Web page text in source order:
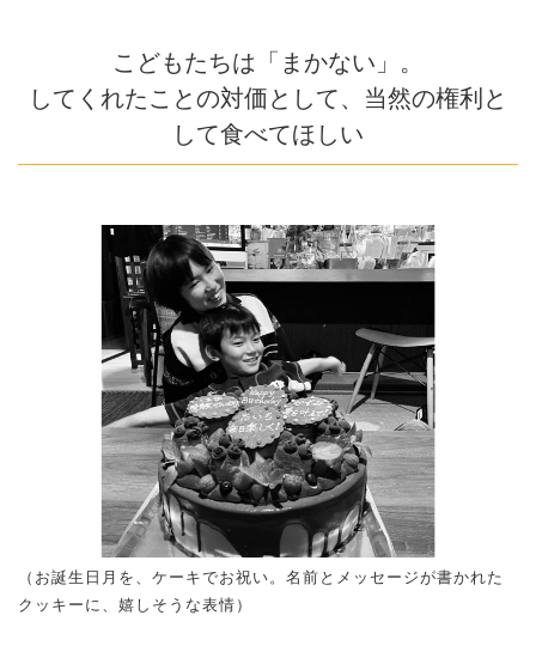
こどもたちは「まかない」。
してくれたことの対価として、当然の権利と
して食べてほしい
（お誕生日月を、ケーキでお祝い。名前とメッセージが書かれた
クッキーに、嬉しそうな表情）